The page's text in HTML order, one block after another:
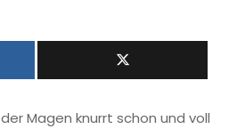
Magen knurrt schon und voll